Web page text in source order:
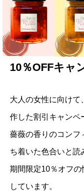
10％OFFキャ
大人の女性に向けて
作した割引キャンペ
薔薇の香りのコンフ
ち着いた色合いと読
期間限定10％オフ
しています。